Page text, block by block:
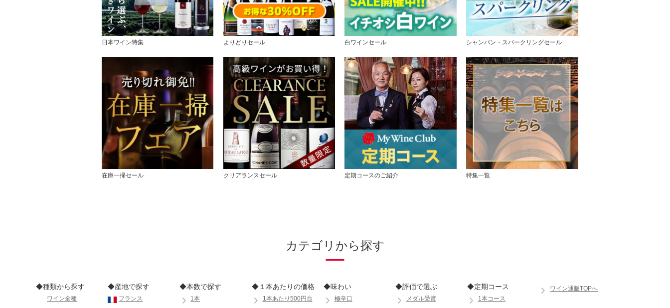
日本ワイン特集 よりどりセール 白ワインセール シャンパン・スパークリングセール
在庫一掃セール クリアランスセール 定期コースのご紹介 特集一覧
カテゴリから探す
◆種類から探す
ワイン全種
◆産地で探す
フランス
◆本数で探す
1本
◆１本あたりの価格
1本あたり500円台
◆味わい
極辛口
◆評価で選ぶ
メダル受賞
◆定期コース
1本コース
ワイン通販TOPへ